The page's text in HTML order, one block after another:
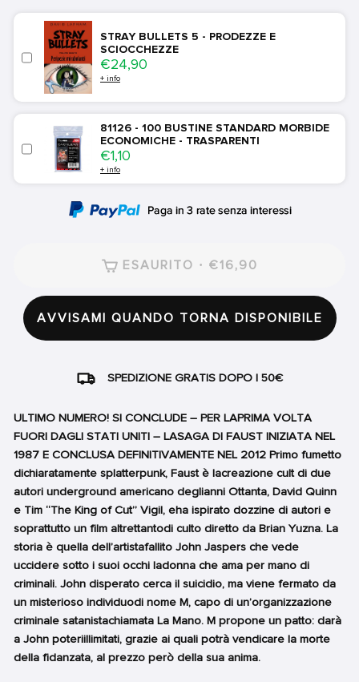
STRAY BULLETS 5 - PRODEZZE E
SCIOCCHEZZE
Price
€24,90
+ info
81126 - 100 BUSTINE STANDARD MORBIDE
ECONOMICHE - TRASPARENTI
Price
€1,10
+ info
ESAURITO · €16,90
AVVISAMI QUANDO TORNA DISPONIBILE
SPEDIZIONE GRATIS DOPO I 50€
ULTIMO NUMERO! SI CONCLUDE – PER LAPRIMA VOLTA
FUORI DAGLI STATI UNITI – LASAGA DI FAUST INIZIATA NEL
1987 E CONCLUSA DEFINITIVAMENTE NEL 2012 Primo fumetto
dichiaratamente splatterpunk, Faust è lacreazione cult di due
autori underground americano deglianni Ottanta, David Quinn
e Tim “The King of Cut” Vigil, eha ispirato dozzine di autori e
soprattutto un film altrettantodi culto diretto da Brian Yuzna. La
storia è quella dell’artistafallito John Jaspers che vede
uccidere sotto i suoi occhi ladonna che ama per mano di
criminali. John disperato cerca il suicidio, ma viene fermato da
un misterioso individuodi nome M, capo di un’organizzazione
criminale satanistachiamata La Mano. M propone un patto: darà
a John poteriillimitati, grazie ai quali potrà vendicare la morte
della fidanzata, al prezzo però della sua anima.